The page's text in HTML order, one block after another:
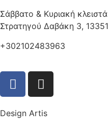
Σάββατο & Κυριακή κλειστά
Στρατηγού Δαβάκη 3,
+302102483963
Design Artis